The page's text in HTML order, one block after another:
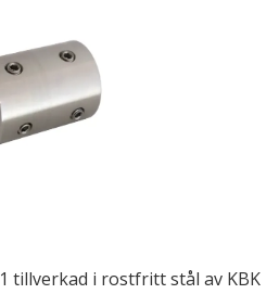
tillverkad i rostfritt stål av KBK